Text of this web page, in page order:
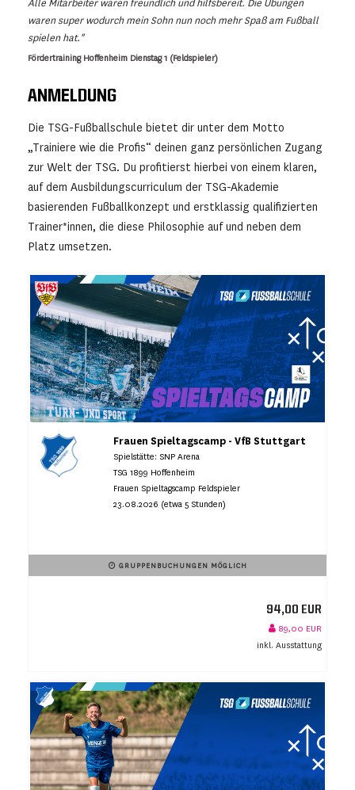
Alle Mitarbeiter waren freundlich und hilfsbereit. Die Übungen
waren super wodurch mein Sohn nun noch mehr Spaß am Fußball
spielen hat."
Fördertraining Hoffenheim Dienstag 1 (Feldspieler)
ANMELDUNG
Die TSG-Fußballschule bietet dir unter dem Motto
„Trainiere wie die Profis“ deinen ganz persönlichen Zugang
zur Welt der TSG. Du profitierst hierbei von einem klaren,
auf dem Ausbildungscurriculum der TSG-Akademie
basierenden Fußballkonzept und erstklassig qualifizierten
Trainer*innen, die diese Philosophie auf und neben dem
Platz umsetzen.
Frauen Spieltagscamp - VfB Stuttgart
Spielstätte: SNP Arena
TSG 1899 Hoffenheim
Frauen Spieltagscamp Feldspieler
23.08.2026 (etwa 5 Stunden)
GRUPPENBUCHUNGEN MÖGLICH
94,00 EUR
89,00 EUR
inkl. Ausstattung